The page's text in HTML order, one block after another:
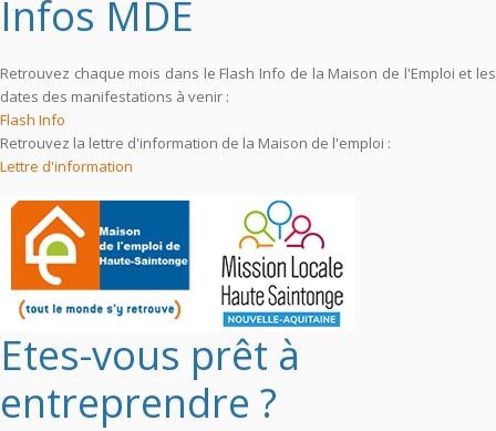
Infos MDE
Retrouvez chaque mois dans le Flash Info de la Maison de l'Emploi et les
dates des manifestations à venir :
Flash Info
Retrouvez la lettre d'information de la Maison de l'emploi :
Lettre d'information
Etes-vous prêt à
entreprendre ?